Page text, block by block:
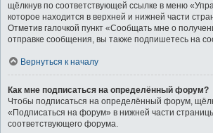
щёлкнув по соответствующей ссылке в меню
которое находится в верхней и нижней части
Отметив галочкой пункт «Сообщать мне о
отправке сообщения, вы также подпишетесь на
Вернуться к началу
Как мне подписаться на определённый форум?
Чтобы подписаться на определённый форум,
«Подписаться на форум» в нижней части
соответствующего форума.